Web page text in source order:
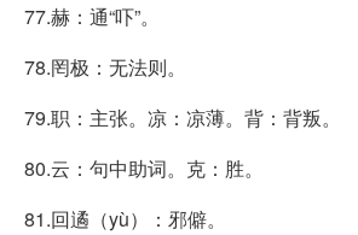
77.赫：通“吓”。
78.罔极：无法则。
79.职：主张。凉：凉薄。背：背叛。
80.云：句中助词。克：胜。
81.回遹（yù）：邪僻。